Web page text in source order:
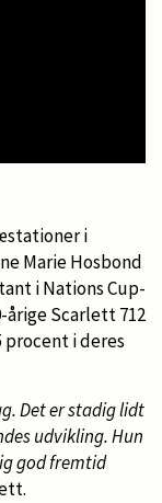
i
Marie Hosbond
i Nations Cup-
årige Scarlett 712
procent i deres
Det er stadig lidt
udvikling. Hun
god fremtid